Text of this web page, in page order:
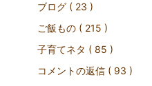
ブログ ( 23 )
ご飯もの ( 215 )
子育てネタ ( 85 )
コメントの返信 ( 93 )